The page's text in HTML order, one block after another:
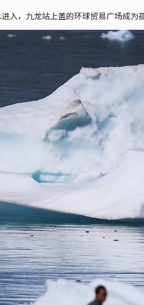
入，九龙站上盖的环球贸易广场成